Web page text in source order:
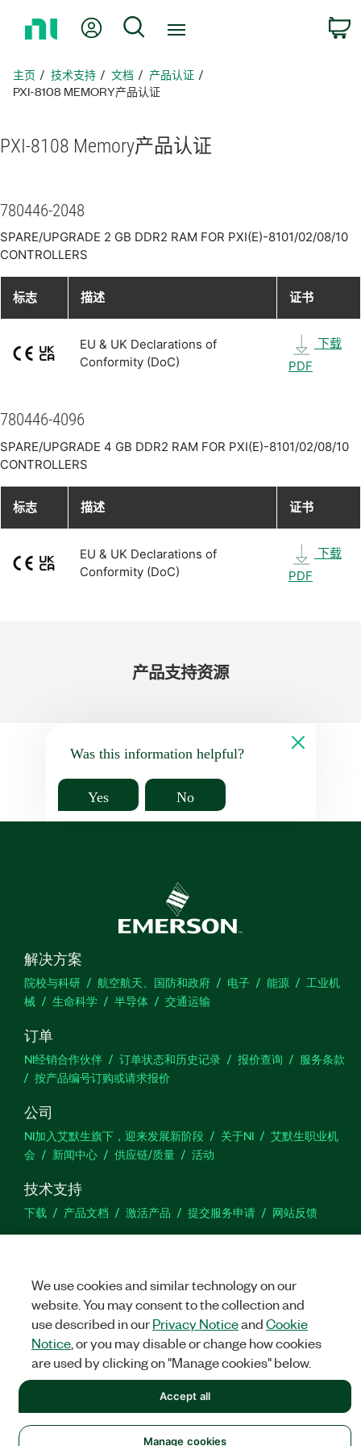
页
我的账户 搜索
主页 技术支持 文档
产品认证
PXI-8108 MEMORY产品认证
PXI-8108 Memory产品认证
780446-2048
SPARE/UPGRADE 2 GB DDR2 RAM FOR PXI(E)-8101/02/08/10
CONTROLLERS
标志 描述 证书
EU & UK Declarations of
Conformity (DoC)
下载
PDF
780446-4096
SPARE/UPGRADE 4 GB DDR2 RAM FOR PXI(E)-8101/02/08/10
CONTROLLERS
标志 描述 证书
EU & UK Declarations of
Conformity (DoC)
下载
PDF
产品​支持​资源
Was this information helpful?
Yes No
解决方案
院校与科研 航空航天、国防和政府 电子 能源
工业机
械
生命科学 半导体 交通运输
订单
NI经销合作伙伴 订单状态和历史记录 报价查询
服务条款
按产品编号订购或请求报价
公司
NI加入艾默生旗下，迎来发展新阶段 关于NI
艾默生职业机
会
新闻中心 供应链/质量 活动
技术支持
下载 产品文档 激活产品 提交服务申请 网站反馈
IMPRINT 中国特定隐私声明
cookies
©NATIONAL INSTRUMENTS CORP. 恩艾 (中国) 仪器有限公司 版权所
有.沪ICP备09002359号. 沪公网安备 31011502018878号
We use cookies and similar technology on our
website. You may consent to the collection and
use described in ourPrivacy NoticeandCookie
Notice, or you may disable or change how cookies
are used by clicking on "Manage cookies" below.
Manage cookies
Accept all